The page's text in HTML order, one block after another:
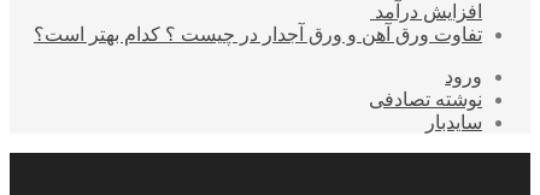
افزایش درآمد
تفاوت ورق آهن و ورق آجدار در چیست ؟ کدام بهتر است؟
ورود
نوشته تصادفی
سایدبار